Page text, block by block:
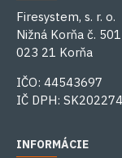
Firesystem, s. r. o.
Nižná Korňa č. 501
023 21 Korňa
IČO: 44543697
IČ DPH:
INFORMÁCIE